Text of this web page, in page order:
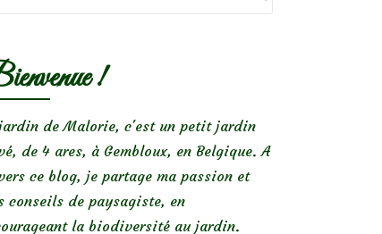
!
de Malorie, c'est un petit jardin
de 4 ares, à Gembloux, en Belgique. A
ce blog, je partage ma passion et
conseils de paysagiste, en
la biodiversité au jardin.